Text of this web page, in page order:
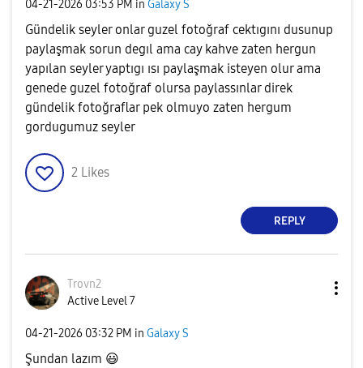
‎04-21-2026 03:53 PM in Galaxy S
Gündelik seyler onlar guzel fotoğraf cektıgını dusunup
paylaşmak sorun degıl ama cay kahve zaten hergun
yapılan seyler yaptıgı ısı paylaşmak isteyen olur ama
genede guzel fotoğraf olursa paylassınlar direk
gündelik fotoğraflar pek olmuyo zaten hergum
gordugumuz seyler
2 Likes
REPLY
Trovn2
Active Level 7
‎04-21-2026 03:32 PM in Galaxy S
Şundan lazım 😃